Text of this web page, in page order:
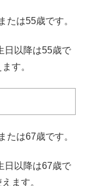
たは55歳です。
日以降は55歳で
す。
たは67歳です。
日以降は67歳で
ます。